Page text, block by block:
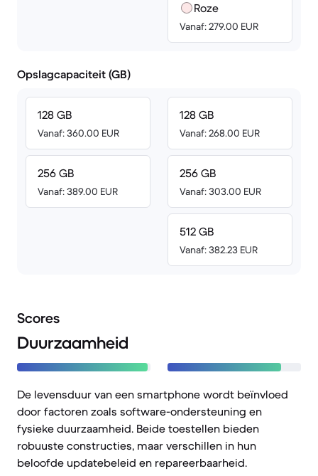
Roze
Vanaf: 279.00 EUR
Opslagcapaciteit (GB)
128 GB
Vanaf: 360.00 EUR
256 GB
Vanaf: 389.00 EUR
128 GB
Vanaf: 268.00 EUR
256 GB
Vanaf: 303.00 EUR
512 GB
Vanaf: 382.23 EUR
Scores
Duurzaamheid
De levensduur van een smartphone wordt beïnvloed
door factoren zoals software-ondersteuning en
fysieke duurzaamheid. Beide toestellen bieden
robuuste constructies, maar verschillen in hun
beloofde updatebeleid en repareerbaarheid.